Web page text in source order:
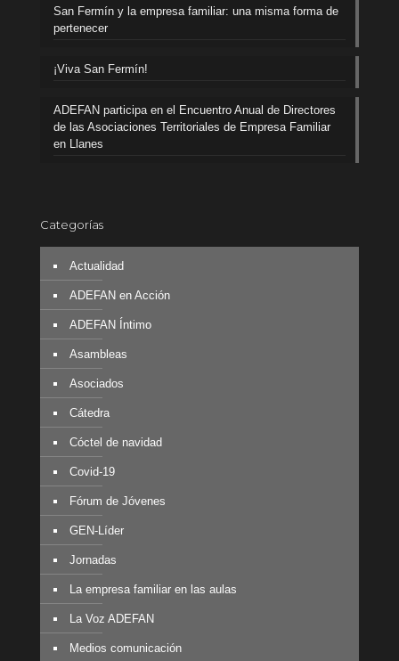
San Fermín y la empresa familiar: una misma forma de
pertenecer
¡Viva San Fermín!
ADEFAN participa en el Encuentro Anual de Directores
de las Asociaciones Territoriales de Empresa Familiar
en Llanes
Categorías
Actualidad
ADEFAN en Acción
ADEFAN Íntimo
Asambleas
Asociados
Cátedra
Cóctel de navidad
Covid-19
Fórum de Jóvenes
GEN-Líder
Jornadas
La empresa familiar en las aulas
La Voz ADEFAN
Medios comunicación